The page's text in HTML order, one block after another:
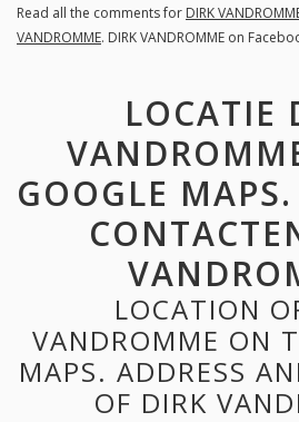
Read all the comments for DIRK
VANDROMME. DIRK VANDROMME on
LOCATIE
GOOGLE
LOCATION
VANDROMME ON
MAPS. ADDRESS
OF DIRK